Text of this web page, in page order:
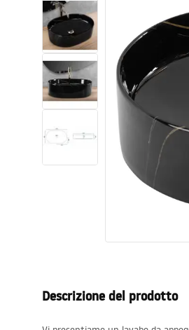
Set di vaso WC e bidet
Lavabi
Vasche da bagno e
Rubinetti da bagno
Descrizione del prodotto